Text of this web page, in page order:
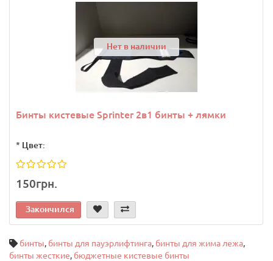
Нет в наличии
Бинты кистевые Sprinter 2в1 бинты + лямки
* Цвет:
150грн.
Закончился
бинты, бинты для пауэрлифтинга, бинты для жима лежа,
бинты жесткие, бюджетные кистевые бинты